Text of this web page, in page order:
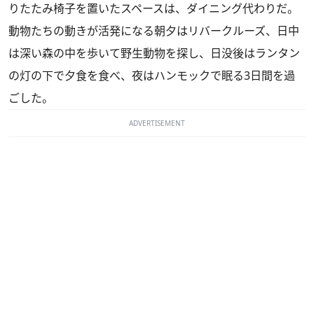
りたたみ椅子を置いたスペースは、ダイニング代わりだ。
動物たちの動きが活発になる朝夕はリバークルーズ、日中
は深い森の中を歩いて野生動物を探し、日没後はランタン
の灯の下で夕食を食べ、夜はハンモックで眠る3日間を過
ごした。
ADVERTISEMENT